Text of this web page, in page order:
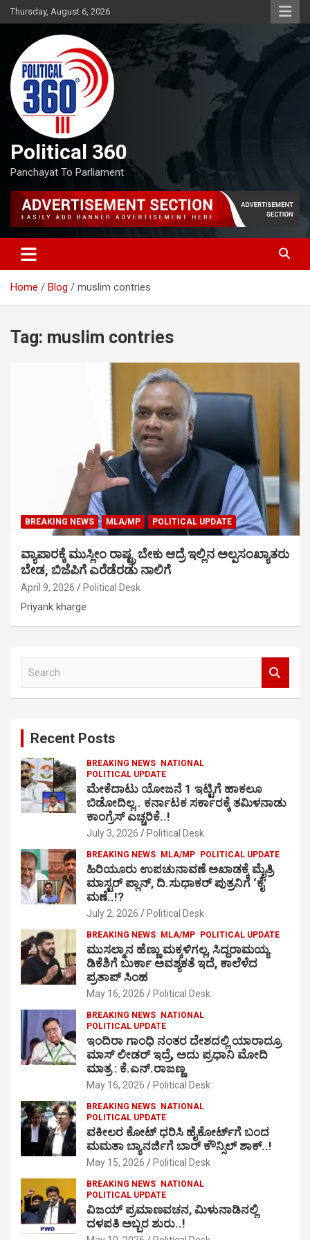
Skip
to
Thursday, August 6, 2026
Political 360
Panchayat To Parliament
Home Blog muslim contries
Tag: muslim contries
BREAKING NEWS MLA/MP POLITICAL UPDATE
ವ್ಯಾಪಾರಕ್ಕೆ ಮುಸ್ಲೀಂ ರಾಷ್ಟ್ರ ಬೇಕು ಆದ್ರೆ ಇಲ್ಲಿನ ಅಲ್ಪಸಂಖ್ಯಾತರು
ಬೇಡ, ಬಿಜೆಪಿಗೆ ಎರೆಡೆರಡು ನಾಲಿಗೆ
April 9, 2026 Political Desk
Priyank kharge
Recent Posts
BREAKING NEWS
NATIONAL
POLITICAL UPDATE
ಮೇಕೆದಾಟು ಯೋಜನೆ 1 ಇಟ್ಟಿಗೆ ಹಾಕಲೂ
ಬಿಡೋದಿಲ್ಲ.. ಕರ್ನಾಟಕ ಸರ್ಕಾರಕ್ಕೆ ತಮಿಳನಾಡು
ಕಾಂಗ್ರೆಸ್ ಎಚ್ಚರಿಕೆ..!
July 3, 2026 Political Desk
BREAKING NEWS MLA/MP POLITICAL UPDATE
ಹಿರಿಯೂರು ಉಪಚುನಾವಣೆ ಅಖಾಡಕ್ಕೆ ಮೈತ್ರಿ
ಮಾಸ್ಟರ್ ಪ್ಲಾನ್, ದಿ.ಸುಧಾಕರ್ ಪುತ್ರನಿಗೆ ‘ಕೈ’
ಮಣೆ..!?
July 2, 2026 Political Desk
BREAKING NEWS MLA/MP POLITICAL UPDATE
ಮುಸಲ್ಮಾನ ಹೆಣ್ಣು ಮಕ್ಕಳಿಗಲ್ಲ, ಸಿದ್ದರಾಮಯ್ಯ
ಡಿಕೆಶಿಗೆ ಬುರ್ಕಾ ಅವಶ್ಯಕತೆ ಇದೆ, ಕಾಲೆಳೆದ
ಪ್ರತಾಪ್ ಸಿಂಹ
May 16, 2026 Political Desk
BREAKING NEWS
NATIONAL
POLITICAL UPDATE
ಇಂದಿರಾ ಗಾಂಧಿ ನಂತರ ದೇಶದಲ್ಲಿ ಯಾರಾದ್ರೂ
ಮಾಸ್ ಲೀಡರ್ ಇದ್ರೆ, ಅದು ಪ್ರಧಾನಿ ಮೋದಿ
ಮಾತ್ರ : ಕೆ.ಎನ್.ರಾಜಣ್ಣ
May 16, 2026 Political Desk
BREAKING NEWS
NATIONAL
POLITICAL UPDATE
ವಕೀಲರ ಕೋಟ್ ಧರಿಸಿ ಹೈಕೋರ್ಟ್​ಗೆ ಬಂದ
ಮಮತಾ ಬ್ಯಾನರ್ಜಿಗೆ ಬಾರ್ ಕೌನ್ಸಿಲ್ ಶಾಕ್..!
May 15, 2026 Political Desk
BREAKING NEWS
NATIONAL
POLITICAL UPDATE
ವಿಜಯ್ ಪ್ರಮಾಣವಚನ, ಮಿಳುನಾಡಿನಲ್ಲಿ
ದಳಪತಿ ಅಬ್ಬರ ಶುರು..!